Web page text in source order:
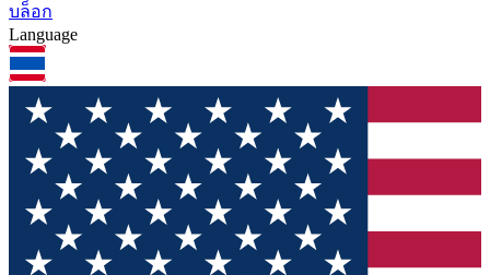
บล็อก
Language